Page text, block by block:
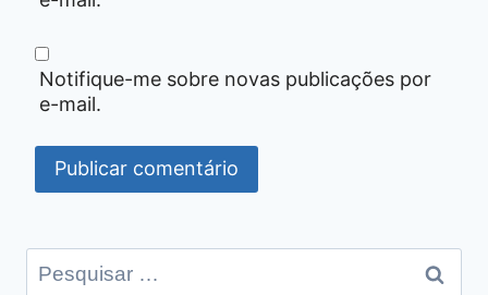
Notifique-me sobre novas publicações por
e-mail.
Pesquisar